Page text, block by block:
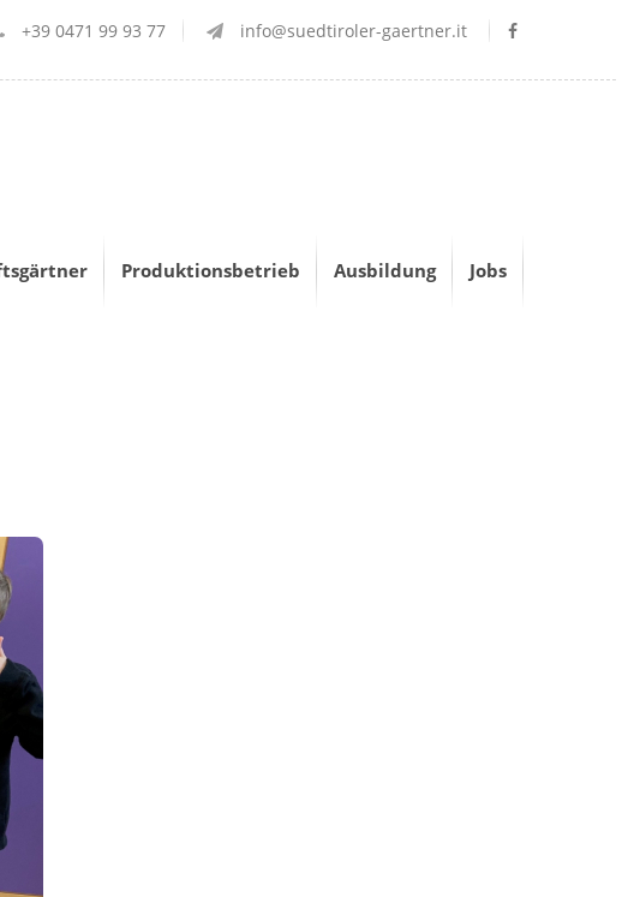
+39 0471 99 93 77 info@suedtiroler-gaertner.it
Produktionsbetrieb Ausbildung Jobs